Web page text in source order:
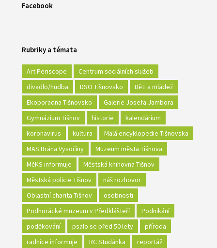
Facebook
Rubriky a témata
Art Periscope
Centrum sociálních služeb
divadlo/hudba
DSO Tišnovsko
Děti a mládež
Ekoporadna Tišnovsko
Galerie Josefa Jambora
Gymnázium Tišnov
historie
kalendárium
koronavirus
kultura
Malá encyklopedie Tišnovska
MAS Brána Vysočiny
Muzeum města Tišnova
MěKS informuje
Městská knihovna Tišnov
Městská policie Tišnov
náš rozhovor
Oblastní charita Tišnov
osobnosti
Podhorácké muzeum v Předklášteří
Podnikání
poděkování
psalo se před 50 lety
příroda
radnice informuje
RC Studánka
reportáž